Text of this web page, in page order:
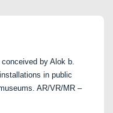
by Alok b.
in public
AR/VR/MR –